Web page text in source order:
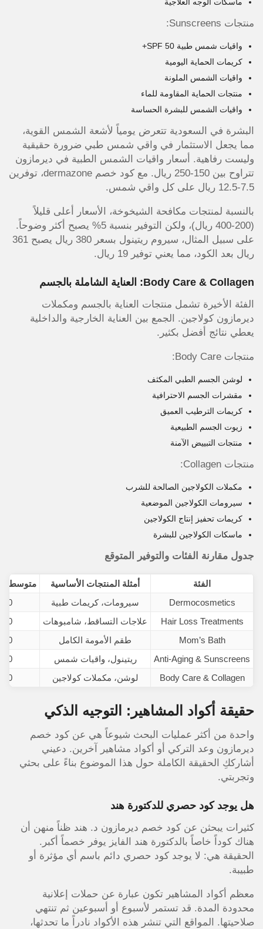
منتجات Sunscreens:
واقيات شمس طبية SPF 50+
كريمات الحماية اليومية
واقيات الشمس الملونة
منتجات الحماية المقاومة للماء
واقيات الشمس للبشرة الحساسة
البشرة في السعودية تتعرض يومياً لأشعة الشمس القوية،
مما يجعل الاستثمار في واقي شمس طبي ضرورة حقيقية
وليست رفاهية. أسعار واقيات الشمس الطبية في ديرمازون
تتراوح بين 150-250 ريال. مع كود خصم dermazone، توفرين
7.5-12.5 ريال على كل واقي شمس.
بالنسبة لمنتجات مكافحة الشيخوخة، الأسعار أعلى قليلاً
(200-400 ريال)، ولكن التوفير بنسبة 5% يصبح أكثر وضوحاً.
على سبيل المثال، سيروم ريتينول بسعر 380 ريال يصبح 361
ريال بعد الكود، مما يعني توفير 19 ريال.
Body Care & Collagen: العناية الشاملة بالجسم
الفئة الأخيرة تشمل منتجات العناية بالجسم ومكملات
ديرمازون كولاجين. الجمع بين العناية الخارجية والداخلية
يعطي نتائج أفضل بكثير.
منتجات Body Care:
لوشن الجسم الطبي المكثف
مقشرات الجسم الاحترافية
كريمات الترطيب العميق
زيوت الجسم الطبيعية
منتجات التبييض الآمنة
منتجات Collagen:
مكملات الكولاجين الصالحة للشرب
سيرومات الكولاجين الموضعية
كريمات تحفيز إنتاج الكولاجين
ماسكات الكولاجين للبشرة
جدول مقارنة الفئات والتوفير المتوقع
الفئة أمثلة المنتجات الأساسية
متوسط
Dermocosmetics
سيرومات، كريمات طبية
Hair Loss Treatments
علاجات التساقط، شامبوهات
Mom’s Bath
طقم الأمومة الكامل
Anti-Aging & Sunscreens
ريتينول، واقيات شمس
Body Care & Collagen
لوشن، مكملات كولاجين
حقيقة أكواد المشاهير: التوجيه الذكي
واحدة من أكثر عمليات البحث شيوعاً هي عن كود خصم
ديرمازون وعد التركي أو أكواد مشاهير آخرين. دعيني
أشارككِ الحقيقة الكاملة حول هذا الموضوع بناءً على بحثي
وتجربتي.
هل يوجد كود حصري للدكتورة هند
كثيرات يبحثن عن كود خصم ديرمازون د. هند ظناً منهن أن
هناك كوداً خاصاً بالدكتورة هند الفايز يوفر خصماً أكبر.
الحقيقة هي: لا يوجد كود حصري دائم باسم أي مؤثرة أو
طبيبة.
معظم أكواد المشاهير تكون عبارة عن حملات إعلانية
محدودة المدة. قد تستمر لأسبوع أو أسبوعين ثم تنتهي
صلاحيتها. المواقع التي تنشر هذه الأكواد نادراً ما تحدثها،